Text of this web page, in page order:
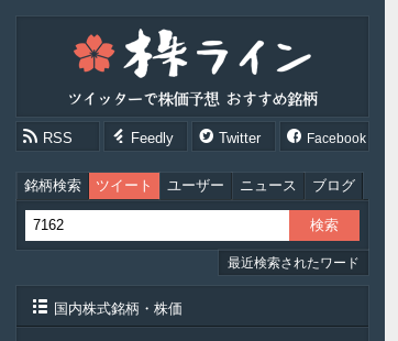
RSS Feedly Twitter Facebook
銘柄検索 ツイート ユーザー ニュース ブログ
最近検索されたワード
国内株式銘柄・株価